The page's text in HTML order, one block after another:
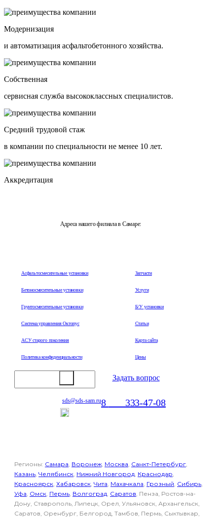
Модернизация
и автоматизация асфальтобетонного хозяйства.
Собственная
сервисная служба высококлассных специалистов.
Средний трудовой стаж
в компании по специальности не менее 10 лет.
Аккредитация
Адреса нашего филиала в Самаре:
Асфальтосмесительные установки
Бетоносмесительные установки
Грунтосмесительные установки
Система управления Октопус
АСУ старого поколения
Политика конфиденциальности
Запчасти
Услуги
Б/У установки
Статьи
Карта сайта
Цены
Задать вопрос
sds@sds-sam.ru8 333-47-08
Регионы: Самара, Воронеж, Москва, Санкт-Петербург,
Казань, Челябинск, Нижний Новгород, Краснодар,
Красноярск, Хабаровск, Чита, Махачкала, Грозный, Сибирь,
Уфа, Омск, Пермь, Волгоград, Саратов, Пенза, Ростов-на-
Дону, Ставрополь, Липецк, Орел, Ульяновск, Архангельск,
Саратов, Оренбург, Белгород, Тамбов, Пермь, Сыктывкар,